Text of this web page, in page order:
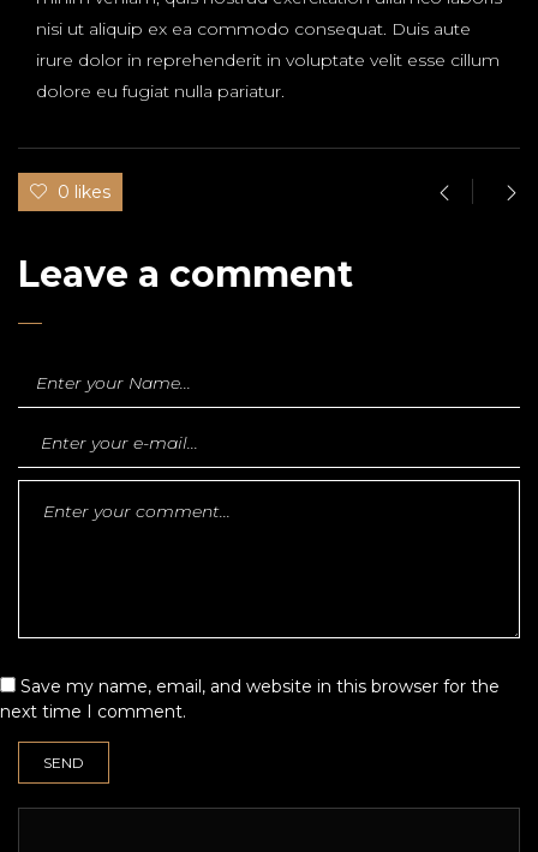
nisi ut aliquip ex ea commodo consequat. Duis aute
irure dolor in reprehenderit in voluptate velit esse cillum
dolore eu fugiat nulla pariatur.
0 likes
Leave a comment
Save my name, email, and website in this browser for the
next time I comment.